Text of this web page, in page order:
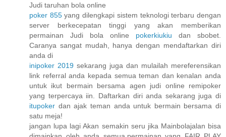
Judi taruhan bola online
poker 855yang dilengkapi sistem teknologi terbaru dengan
server berkecepatan tinggi yang akan memberikan
permainan Judi bola online pokerkiukiu dan sbobet.
Caranya sangat mudah, hanya dengan mendaftarkan diri
anda di
inipoker 2019 sekarang juga dan mulailah mereferensikan
link referral anda kepada semua teman dan kenalan anda
untuk ikut bermain bersama agen judi online remipoker
yang terpercaya iin. Daftarkan diri anda sekarang juga di
itupoker dan ajak teman anda untuk bermain bersama di
satu meja!
jangan lupa lagi Akan semakin seru jika Mainbolajalan bisa